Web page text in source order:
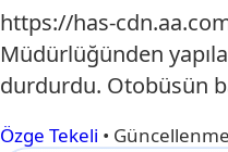
https://has-
Müdürlüğünden
durdurdu. Otobüsün
Özge Tekeli •